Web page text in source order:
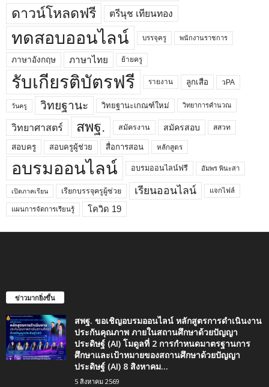
ดาวน์โหลดฟรี ตรีนุช เทียนทอง
ทดสอบออนไลน์ บรรจุครู พนักงานราชการ
ภาษาอังกฤษ ภาษาไทย ย้ายครู
รับเกียรติบัตรฟรี รายงาน ลูกเสือ วPA
วันครู วิทยฐานะ วิทยฐานะเกณฑ์ใหม่ วิทยาการคำนวณ
วิทยาศาสตร์ สพฐ. สมัครงาน สมัครสอบ สสวท
สอบครู สอบครูผู้ช่วย สื่อการสอน หลักสูตร
อบรมออนไลน์ อบรมออนไลน์ฟรี อัมพร พินะสา
เปิดภาคเรียน เรียกบรรจุครูผู้ช่วย เรียนออนไลน์ แจกไฟล์
แผนการจัดการเรียนรู้ โควิด 19
ข่าวมากยิ่งขึ้น
สพฐ. ขอเชิญอบรมออนไลน์ หลักสูตรการดำเนินงาน
ประกันคุณภาพ ภายในสถานศึกษาด้วยปัญญา
ประดิษฐ์ (AI) โมดูลที่ 2 การกำหนดมาตรฐานการ
ศึกษาและเป้าหมายของสถานศึกษาด้วยปัญญา
ประดิษฐ์ (AI) 8 สิงหาคม...
5 สิงหาคม 2569